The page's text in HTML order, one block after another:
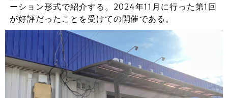
ーション形式で紹介する。2024年11月に行った第1回
が好評だったことを受けての開催である。